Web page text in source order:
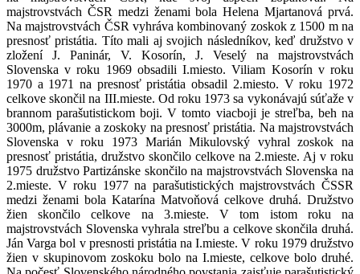
majstrovstvách ČSR medzi ženami bola Helena Mjartanová prvá.
Na majstrovstvách ČSR vyhráva kombinovaný zoskok z 1500 m na
presnosť pristátia. Títo mali aj svojich následníkov, keď družstvo v
zložení J. Paninár, V. Kosorín, J. Veselý na majstrovstvách
Slovenska v roku 1969 obsadili I.miesto. Viliam Kosorín v roku
1970 a 1971 na presnosť pristátia obsadil 2.miesto. V roku 1972
celkove skončil na III.mieste. Od roku 1973 sa vykonávajú súťaže v
brannom parašutistickom boji. V tomto viacboji je streľba, beh na
3000m, plávanie a zoskoky na presnosť pristátia. Na majstrovstvách
Slovenska v roku 1973 Marián Mikulovský vyhral zoskok na
presnosť pristátia, družstvo skončilo celkove na 2.mieste. Aj v roku
1975 družstvo Partizánske skončilo na majstrovstvách Slovenska na
2.mieste. V roku 1977 na parašutistických majstrovstvách ČSSR
medzi ženami bola Katarína Matvoňová celkove druhá. Družstvo
žien skončilo celkove na 3.mieste. V tom istom roku na
majstrovstvách Slovenska vyhrala streľbu a celkove skončila druhá.
Ján Varga bol v presnosti pristátia na I.mieste. V roku 1979 družstvo
žien v skupinovom zoskoku bolo na I.mieste, celkove bolo druhé.